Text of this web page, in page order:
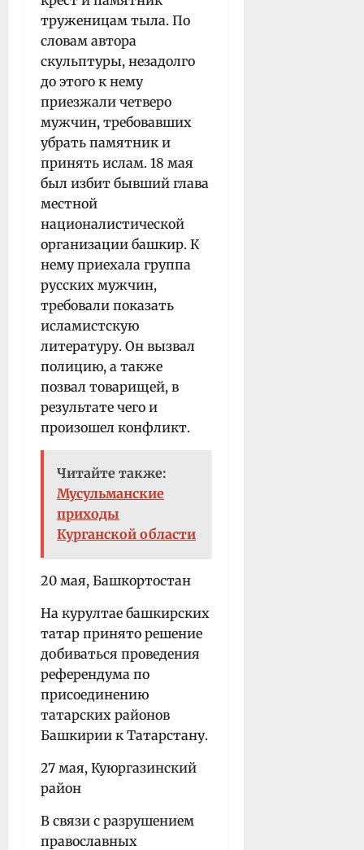
труженицам тыла. По
словам автора
скульптуры, незадолго
до этого к нему
приезжали четверо
мужчин, требовавших
убрать памятник и
принять ислам. 18 мая
был избит бывший глава
местной
националистической
организации башкир. К
нему приехала группа
русских мужчин,
требовали показать
исламистскую
литературу. Он вызвал
полицию, а также
позвал товарищей, в
результате чего и
произошел конфликт.
Читайте также:
Мусульманские
приходы
Курганской области
20 мая, Башкортостан
На курултае башкирских
татар принято решение
добиваться проведения
референдума по
присоединению
татарских районов
Башкирии к Татарстану.
27 мая, Куюргазинский
район
В связи с разрушением
православных